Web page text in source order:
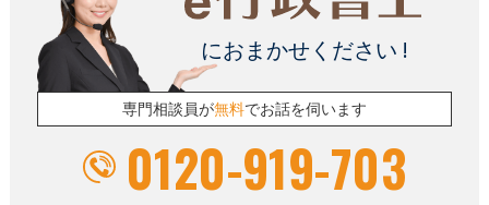
におまかせください !
専門相談員が無料でお話を伺います
0120-919-703